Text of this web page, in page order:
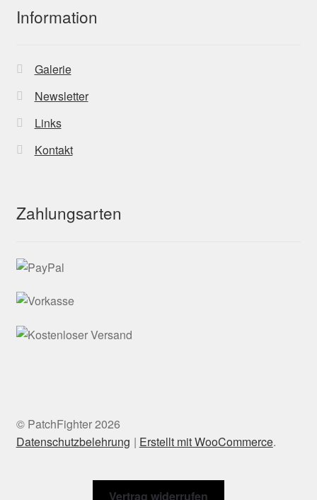
Information
Galerie
Newsletter
Links
Kontakt
Zahlungsarten
© PatchFighter 2026
Datenschutzbelehrung
Erstellt mit WooCommerce.
Vertrag widerrufen